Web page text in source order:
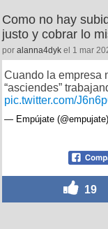
Como no hay
justo y cobrar lo
por alanna4dyk el 1 mar
Cuando la empresa
“asciendes”
pic.twitter.com/
— Empújate (@empujate)
19